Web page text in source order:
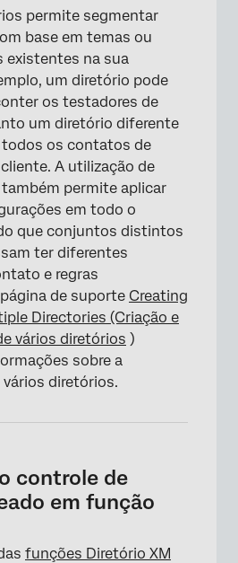
permite segmentar
base em temas ou
existentes na sua
um diretório pode
os testadores de
um diretório diferente
todos os contatos de
A utilização de
permite aplicar
em todo o
que conjuntos distintos
ter diferentes
e regras
de suporte Creating
Directories (Criação e
vários diretórios )
sobre a
diretórios.
controle de
em função
funções Diretório XM